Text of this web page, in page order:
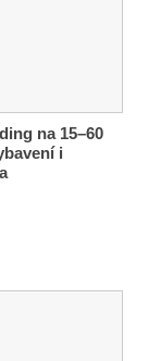
na 15–60
i